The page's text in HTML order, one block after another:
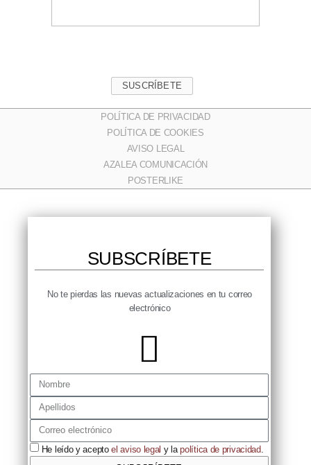
SUSCRÍBETE
POLÍTICA DE PRIVACIDAD
POLÍTICA DE COOKIES
AVISO LEGAL
AZALEA COMUNICACIÓN
POSTERLIKE
SUBSCRÍBETE​
No te pierdas las nuevas actualizaciones en tu correo
electrónico​
He leído y aceptoel aviso legal y lapolítica de privacidad.